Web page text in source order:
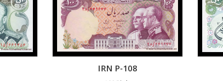
IRN P-108